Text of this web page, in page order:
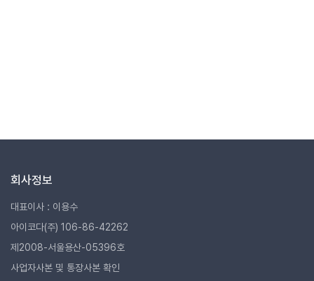
회사정보
대표이사 : 이용수
아이코다(주) 106-86-42262
제2008-서울용산-05396호
사업자사본 및 통장사본 확인